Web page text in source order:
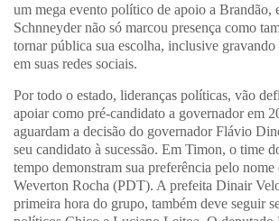
um mega evento político de apoio a Brandão,
Schnneyder não só marcou presença como
tornar pública sua escolha, inclusive
em suas redes sociais.
Por todo o estado, lideranças políticas, vão
apoiar como pré-candidato a governador em
aguardam a decisão do governador Flávio
seu candidato à sucessão. Em Timon, o time
tempo demonstram sua preferência pelo nome
Weverton Rocha (PDT). A prefeita Dinair
primeira hora do grupo, também deve seguir